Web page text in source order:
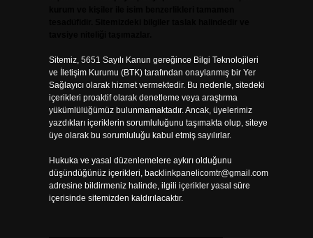
Sitemiz, 5651 Sayılı Kanun gereğince Bilgi Teknolojileri
ve İletişim Kurumu (BTK) tarafından onaylanmış bir Yer
Sağlayıcı olarak hizmet vermektedir. Bu nedenle, sitedeki
içerikleri proaktif olarak denetleme veya araştırma
yükümlülüğümüz bulunmamaktadır. Ancak, üyelerimiz
yazdıkları içeriklerin sorumluluğunu taşımakta olup, siteye
üye olarak bu sorumluluğu kabul etmiş sayılırlar.
Hukuka ve yasal düzenlemelere aykırı olduğunu
düşündüğünüz içerikleri, backlinkpanelicomtr@gmail.com
adresine bildirmeniz halinde, ilgili içerikler yasal süre
içerisinde sitemizden kaldırılacaktır.